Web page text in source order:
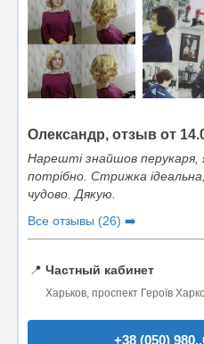
Олександр, отзыв от
Нарешті знайшов перукаря,
потрібно. Стрижка
чудово. Дякую.
Все отзывы (26) ➡️
📍 Частный кабинет
Харьков, проспект Героїв
+38 (050) 980..